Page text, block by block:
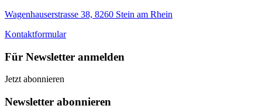
Wagenhauserstrasse 38, 8260 Stein am Rhein
Kontaktformular
Für Newsletter anmelden
Jetzt abonnieren
Newsletter abonnieren